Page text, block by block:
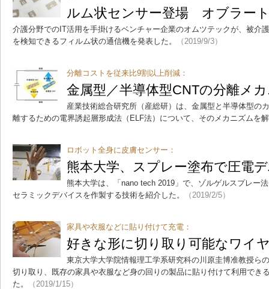
ルム状センサー登場 オブラー
介護分野でのIT活用を手掛けるベンチャー企業のオムツテックが、被介
を検知できるフィルム状の通信機を発表した。
（2019/9/3）
分離コストを従来比9割以上削減：
金属型／半導体型CNTの分離メ
産業技術総合研究所（産総研）は、金属型と半導体型の
離するための電界誘起層形成法（ELF法）について、そのメカニズムを
ロボット全身に皮膚センサー：
熊本大学、スプレー塗布で圧電
熊本大学は、「nano tech 2019」で、ゾルゲルスプレー
セラミックデバイスを作製する技術を紹介した。
（2019/2/5）
家具や衣服などに貼り付けて充電：
好きな形に切り取り可能なワイ
東京大学大学院情報理工学系研究科の川原圭博准教授ら
切り取り、既存の家具や衣服など身の回りの製品に貼り付けて利用でき
た。
（2019/1/15）